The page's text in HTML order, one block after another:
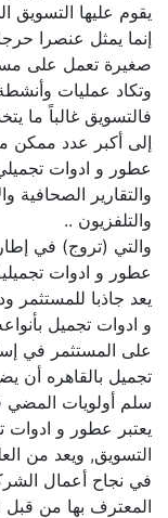
يقوم عليها التسويق
إنما يمثل عنصرا
صغيرة تعمل على
وتكاد عمليات وأنشطة
فالتسويق غالباً ما
إلى أكبر عدد ممكن من
عطور و ادوات تجميلي
والتقارير الصحافية
والتلفزيون ..
والتي (تروج) في إطار
عطور و ادوات
يعد جاذبا للمستثمر
و ادوات تجميل
على المستثمر في
تجميل بالقاهره أن
سلم أولويات المضي
يعتبر عطور و ادوات
التسويق, ويعد من
في نجاح أعمال
المعترف بها من قبل